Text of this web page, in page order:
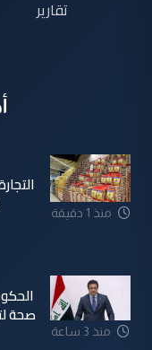
تقارير
منذ 1 دقيقة
منذ 3 ساعة